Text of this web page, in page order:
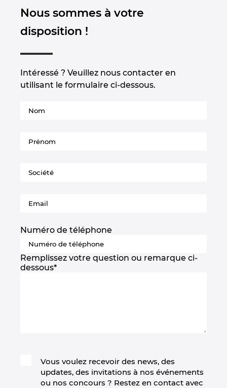
Nous sommes à votre
disposition !
Intéressé ? Veuillez nous contacter en
utilisant le formulaire ci-dessous.
Numéro de téléphone
Remplissez votre question ou remarque ci-
dessous*
Vous voulez recevoir des news, des
updates, des invitations à nos événements
ou nos concours ? Restez en contact avec
Spain
Switzerland
Ukraine
United Arab Emirates